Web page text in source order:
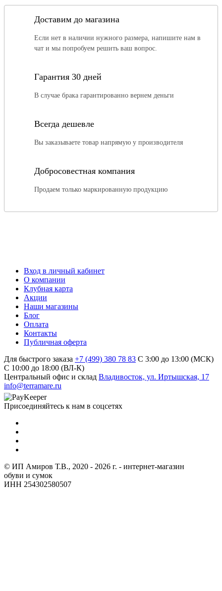
Доставим до магазина
Если нет в наличии нужного размера, напишите нам в
чат и мы попробуем решить ваш вопрос.
Гарантия 30 дней
В случае брака гарантированно вернем деньги
Всегда дешевле
Вы заказываете товар напрямую у производителя
Добросовестная компания
Продаем только маркированную продукцию
Вход в личный кабинет
О компании
Клубная карта
Акции
Наши магазины
Блог
Оплата
Контакты
Публичная оферта
Для быстрого заказа +7 (499) 380 78 83 С 3:00 до 13:00 (МСК)
C 10:00 до 18:00 (ВЛ-К)
Центральный офис и склад Владивосток, ул. Иртышская, 17
info@terramare.ru
Присоединяйтесь к нам в соцсетях
© ИП Амиров Т.В., 2020 - 2026 г. - интернет-магазин
обуви и сумок
ИНН 254302580507